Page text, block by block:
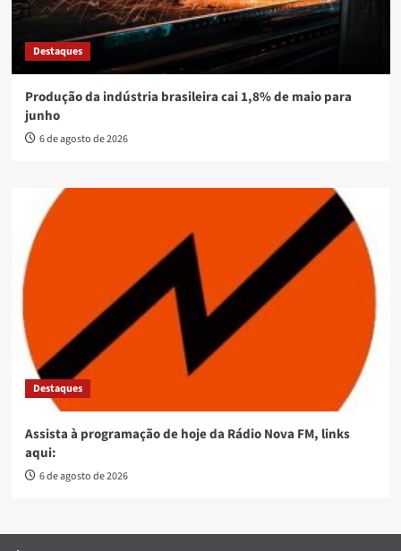
Destaques
Produção da indústria brasileira cai 1,8% de maio para
junho
6 de agosto de 2026
Destaques
Assista à programação de hoje da Rádio Nova FM, links
aqui:
6 de agosto de 2026